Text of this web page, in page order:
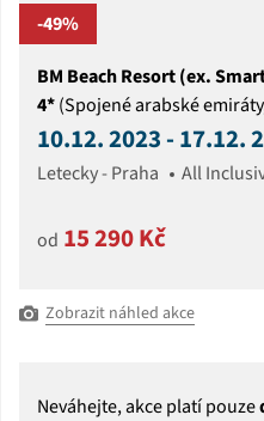
-49%
BM Beach Resort (ex.
4*(Spojené arabské
10.12. 2023 - 17.12.
Letecky - Praha All
od 15 290 Kč
Zobrazit náhled akce
Neváhejte, akce platí pouze